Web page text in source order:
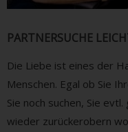
PARTNERSUCHE
Die Liebe ist eines der
Menschen. Egal ob Sie
Sie noch suchen, Sie
wieder zurückerobern